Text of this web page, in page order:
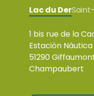
Lac du Der
1 bis rue de la
Estación Náutica
51290
Champaubert